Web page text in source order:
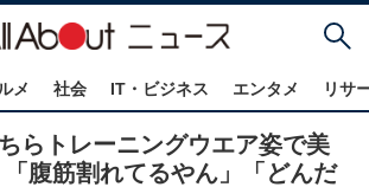
メ 社会 IT・ビジネス エンタメ リサ
らトレーニングウエア姿で美
腹筋割れてるやん」「どんだ